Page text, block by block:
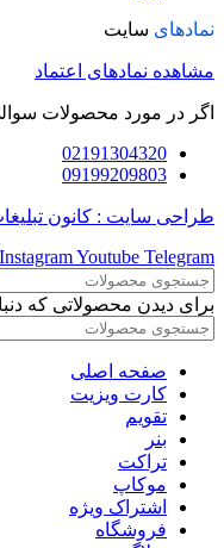
نمادهای سایت
مشاهده نمادهای اعتماد
اگر در مورد محصولات
02191304320
09199209803
طراحی سایت : کانون
InstagramYoutube Telegram
برای دیدن محصولاتی که
صفحه اصلی
کارت ویزیت
تقویم
بنر
تراکت
موکاپ
اشتراک ویژه
فروشگاه